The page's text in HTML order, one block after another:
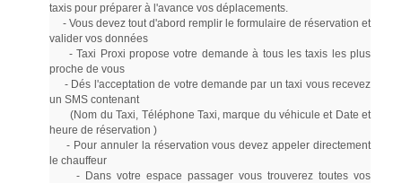
taxis pour préparer à l'avance vos déplacements.
- Vous devez tout d'abord remplir le formulaire de réservation et
valider vos données
- Taxi Proxi propose votre demande à tous les taxis les plus
proche de vous
- Dés l'acceptation de votre demande par un taxi vous recevez
un SMS contenant
(Nom du Taxi, Téléphone Taxi, marque du véhicule et Date et
heure de réservation )
- Pour annuler la réservation vous devez appeler directement
le chauffeur
- Dans votre espace passager vous trouverez toutes vos